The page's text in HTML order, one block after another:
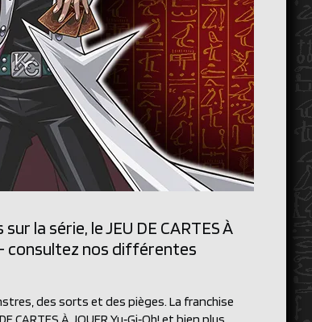
la série, le JEU DE CARTES À
- consultez nos différentes
des sorts et des pièges. La franchise